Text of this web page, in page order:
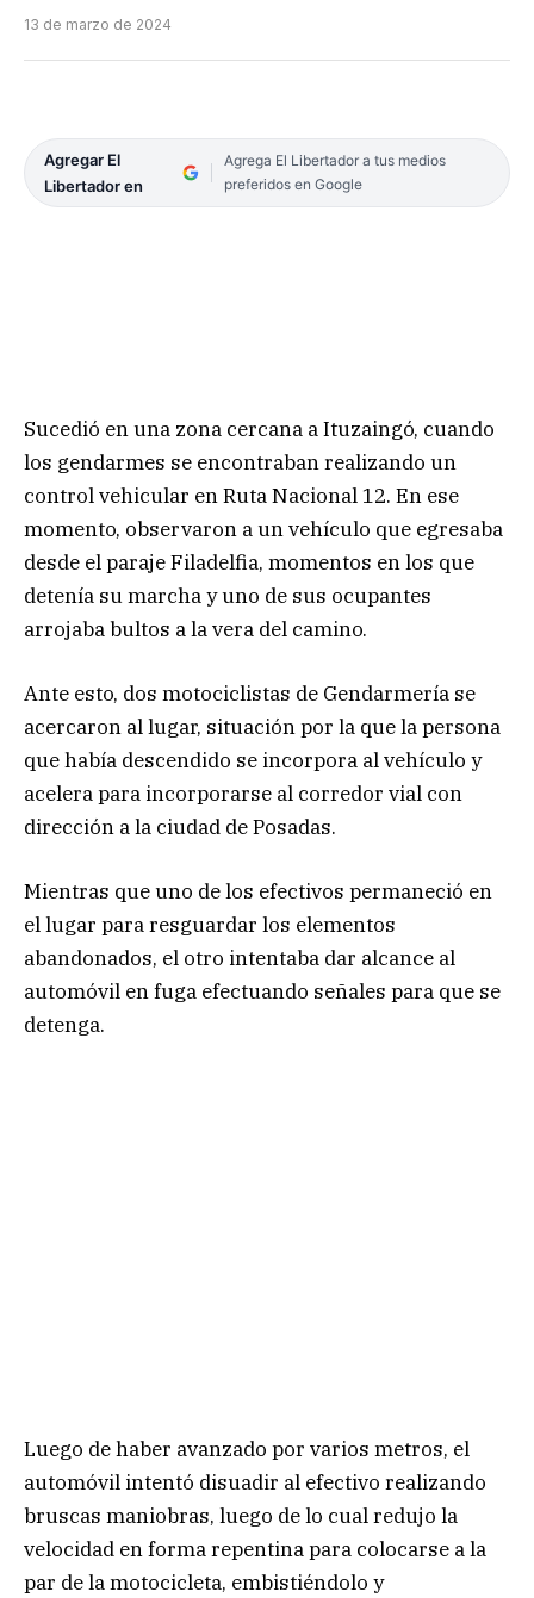
13 de marzo de 2024
Agregar El
Libertador en
Agrega El Libertador a tus medios
preferidos en Google
Sucedió en una zona cercana a Ituzaingó, cuando
los gendarmes se encontraban realizando un
control vehicular en Ruta Nacional 12. En ese
momento, observaron a un vehículo que egresaba
desde el paraje Filadelfia, momentos en los que
detenía su marcha y uno de sus ocupantes
arrojaba bultos a la vera del camino.
Ante esto, dos motociclistas de Gendarmería se
acercaron al lugar, situación por la que la persona
que había descendido se incorpora al vehículo y
acelera para incorporarse al corredor vial con
dirección a la ciudad de Posadas.
Mientras que uno de los efectivos permaneció en
el lugar para resguardar los elementos
abandonados, el otro intentaba dar alcance al
automóvil en fuga efectuando señales para que se
detenga.
Luego de haber avanzado por varios metros, el
automóvil intentó disuadir al efectivo realizando
bruscas maniobras, luego de lo cual redujo la
velocidad en forma repentina para colocarse a la
par de la motocicleta, embistiéndolo y